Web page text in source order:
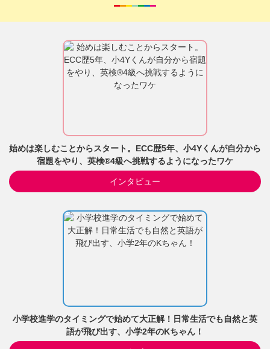
始めは楽しむことからスタート。ECC歴5年、小4Yくんが自分から
宿題をやり、英検®4級へ挑戦するようになったワケ
インタビュー
小学校進学のタイミングで始めて大正解！日常生活でも自然と英
語が飛び出す、小学2年のKちゃん！